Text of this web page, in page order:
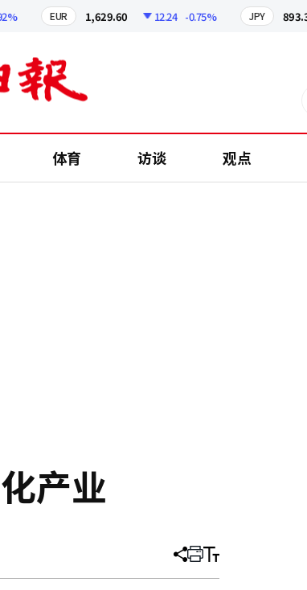
1,629.60 12.24 -0.75% 893.38
体育 访谈 观点
产业
分
文
打 调
大